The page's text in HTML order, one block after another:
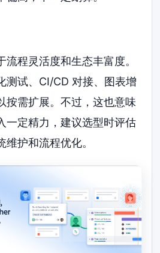
程灵活度和生态丰富度。
测试、CI/CD 对接、图表增
按需扩展。不过，这也意味
一定精力，建议选型时评估
护和流程优化。